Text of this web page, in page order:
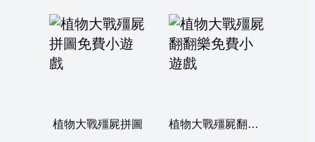
植物大戰殭屍拼圖 植物大戰殭屍翻翻樂